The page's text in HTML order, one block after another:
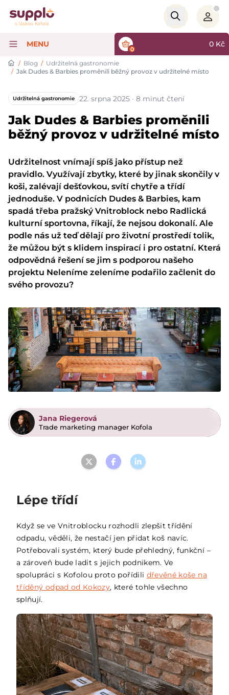
Logo
MENU
0
0 Kč
/ Blog / Udržitelná gastronomie
/ Jak Dudes & Barbies proměnili běžný provoz v udržitelné místo
Udržitelná gastronomie 22. srpna 2025 · 8 minut čtení
Jak Dudes & Barbies proměnili
běžný provoz v udržitelné místo
Udržitelnost vnímají spíš jako přístup než
pravidlo. Využívají zbytky, které by jinak skončily v
koši, zalévají dešťovkou, svítí chytře a třídí
jednoduše. V podnicích Dudes & Barbies, kam
spadá třeba pražskýVnitroblock nebo Radlická
kulturní sportovna, říkají, že nejsou dokonalí. Ale
podle nás už teď dělají pro životní prostředí tolik,
že můžou být s klidem inspirací i pro ostatní. Která
odpovědná řešení se jim s podporou našeho
projektu Neleníme zeleníme podařilo začlenit do
svého provozu?
Jana Riegerová
Trade marketing manager Kofola
Lépe třídí
Když se ve Vnitroblocku rozhodli zlepšit třídění
odpadu, věděli, že nestačí jen přidat koš navíc.
Potřebovali systém, který bude přehledný, funkční –
a zároveň bude ladit s jejich podnikem. Ve
spolupráci s Kofolou proto pořídili dřevěné koše na
tříděný odpad od Kokozy, které tohle všechno
splňují.